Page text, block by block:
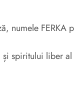
numele FERKA
spiritului liber